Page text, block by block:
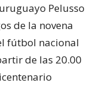
Pelusso
de la novena
fútbol nacional
de las 20.00